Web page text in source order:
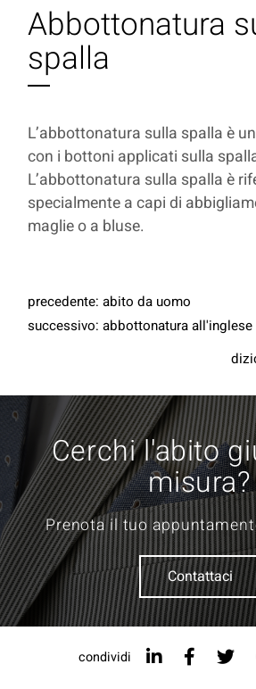
Abbottonatura
spalla
L’abbottonatura sulla spalla è
con i bottoni applicati sulla
L’abbottonatura sulla spalla è
specialmente a capi di
maglie o a bluse.
precedente:abito da uomo
successivo:abbottonatura all'inglese
Cerchi l'abito
misura?
Prenota il tuo
Contattaci
condividi